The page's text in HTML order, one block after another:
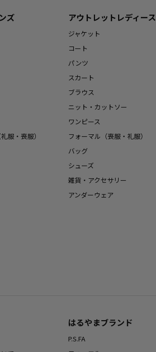
ズ
服・喪服）
アウトレットレディース
ジャケット
コート
パンツ
スカート
ブラウス
ニット・カットソー
ワンピース
フォーマル（喪服・礼服）
バッグ
シューズ
雑貨・アクセサリー
アンダーウェア
はるやまブランド
P.S.FA